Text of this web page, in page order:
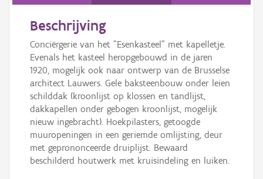
Beschrijving
Conciërgerie van het "Esenkasteel" met kapelletje.
Evenals het kasteel heropgebouwd in de jaren
1920, mogelijk ook naar ontwerp van de Brusselse
architect Lauwers. Gele baksteenbouw onder leien
schilddak (kroonlijst op klossen en tandlijst,
dakkapellen onder gebogen kroonlijst, mogelijk
nieuw ingebracht). Hoekpilasters, getoogde
muuropeningen in een geriemde omlijsting, deur
met geprononceerde druiplijst. Bewaard
beschilderd houtwerk met kruisindeling en luiken.